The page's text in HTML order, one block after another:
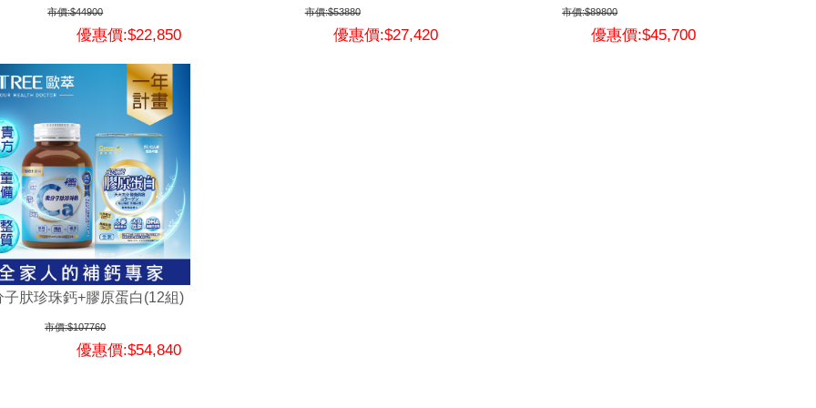
市價:$44900
優惠價:$22,850
市價:$53880
優惠價:$27,420
市價:$89800
優惠價:$45,700
子肰珍珠鈣+膠原蛋白(12組)
市價:$107760
優惠價:$54,840